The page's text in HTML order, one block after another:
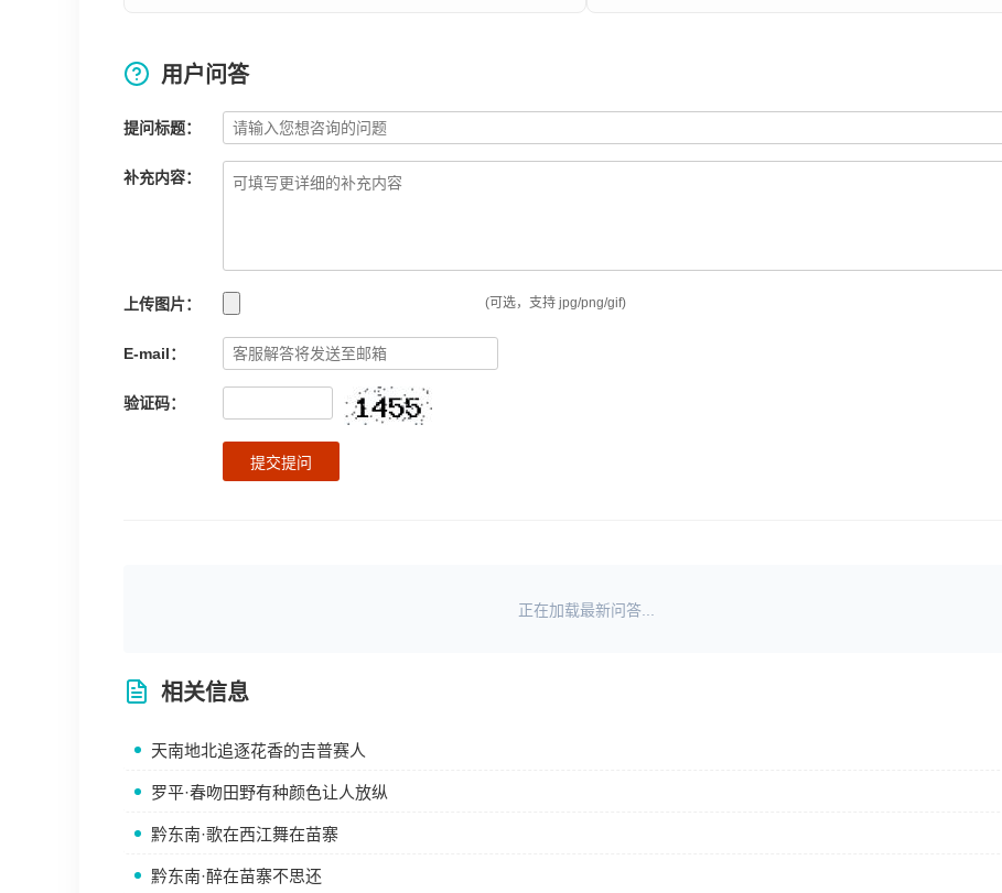
用户问答
提问标题：
补充内容：
上传图片： (可选，支持 jpg/png/gif)
E-mail：
验证码：
提交提问
正在加载最新问答...
相关信息
天南地北追逐花香的吉普赛人
罗平·春吻田野有种颜色让人放纵
黔东南·歌在西江舞在苗寨
黔东南·醉在苗寨不思还